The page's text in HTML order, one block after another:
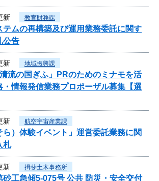
新 教育財務課
テムの再構築及び運用業務委託に関す
公告
新 地域振興課
流の国ぎふ」PRのためのミナモを活
・情報発信業務プロポーザル募集【選
新 航空宇宙産業課
ら）体験イベント」運営委託業務に関
札
新 揖斐土木事務所
砂工急傾5-075号 公共 防災・安全交付